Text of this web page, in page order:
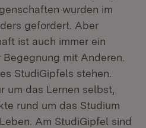
wurden im
gefordert. Aber
ist auch immer ein
mit Anderen.
StudiGipfels stehen.
um das Lernen selbst,
rund um das Studium
Am StudiGipfel sind